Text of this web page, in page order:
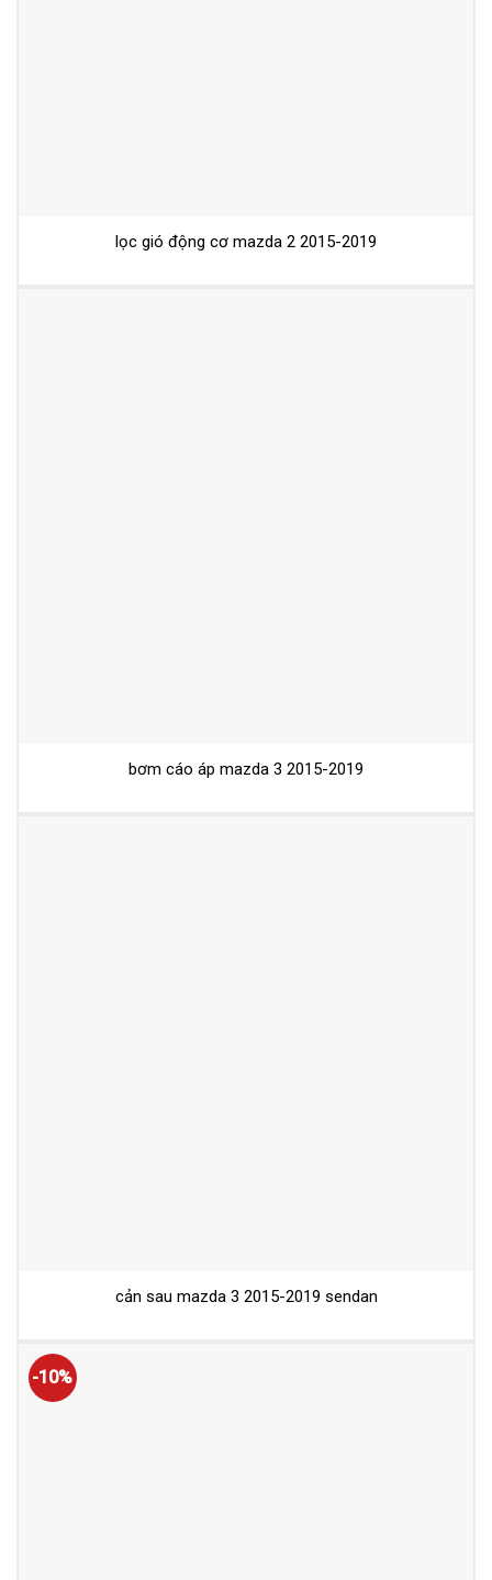
lọc gió động cơ mazda 2 2015-2019
bơm cáo áp mazda 3 2015-2019
cản sau mazda 3 2015-2019 sendan
-10%